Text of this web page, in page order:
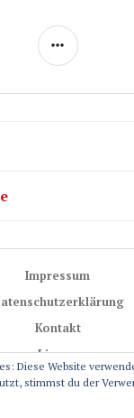
Impressum
Kontakt
Lizenz
Trail-Rules
Diese Website
stimmst du der